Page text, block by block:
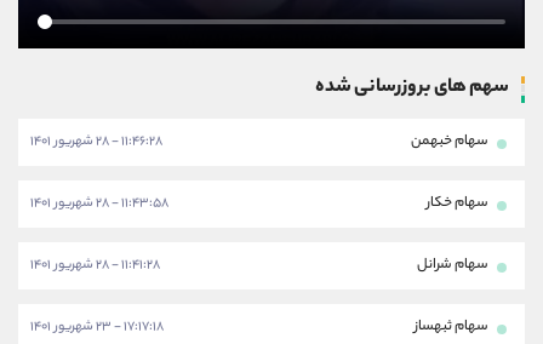
سهم های بروزرسانی شده
سهام خبهمن ۱۱:۴۶:۲۸ - ۲۸ شهریور ۱۴۰۱
سهام خکار ۱۱:۴۳:۵۸ - ۲۸ شهریور ۱۴۰۱
سهام شرانل ۱۱:۴۱:۲۸ - ۲۸ شهریور ۱۴۰۱
سهام ثبهساز ۱۷:۱۷:۱۸ - ۲۳ شهریور ۱۴۰۱